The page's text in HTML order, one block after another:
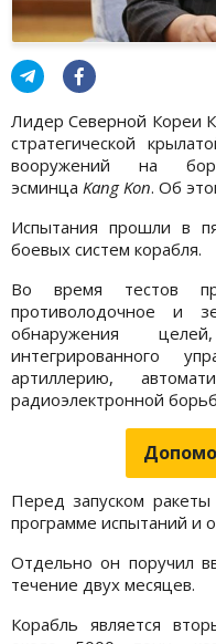
Лидер Северной Кореи
стратегической
вооружений на
эсминца Kang Kon. Об
Испытания прошли в
боевых систем корабля.
Во время тестов
противолодочное и
обнаружения
интегрированного
артиллерию,
радиоэлектронной
Перед запуском
программе испытаний и
Отдельно он поручил
течение двух месяцев.
Корабль является